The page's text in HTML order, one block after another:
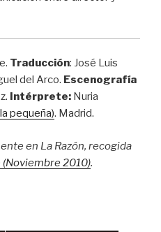
Traducción: José Luis
del Arco. Escenografía
Intérprete: Nuria
pequeña). Madrid.
en La Razón, recogida
2010).